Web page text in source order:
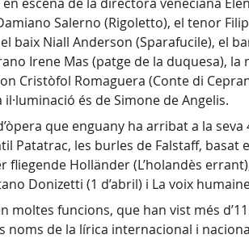
Salerno (Rigoletto), el tenor
baix Niall Anderson (Sparafucile), el
Irene Mas (patge de la duquesa),
Cristòfol Romaguera (Conte di
és de Simone de Angelis.
que enguany ha arribat a la
Patatrac, les burles de Falstaff,
fliegende Holländer (L’holandès
Donizetti (1 d’abril) i La voix
funcions, que han vist més
de la lírica internacional i